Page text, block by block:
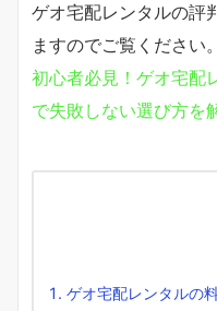
ゲオ宅配レンタルの評
ますのでご覧ください。
初心者必見！ゲオ宅配
で失敗しない選び方を
ゲオ宅配レンタルの